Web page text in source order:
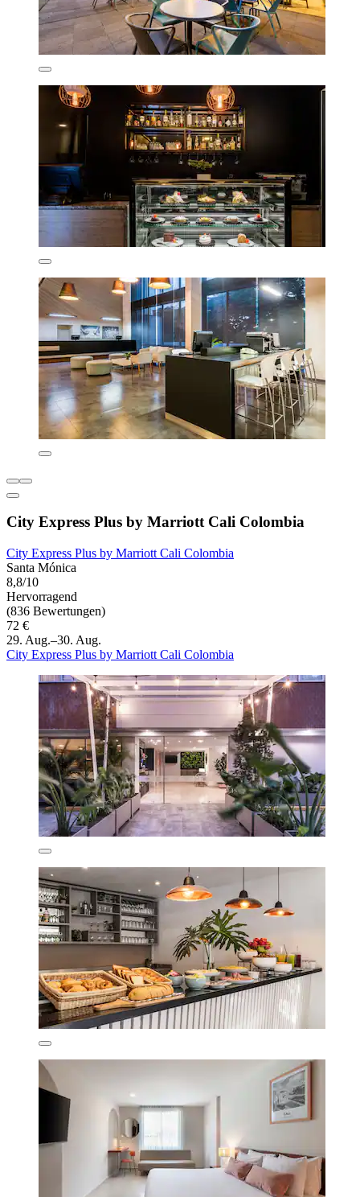
City Express Plus by Marriott Cali Colombia
City Express Plus by Marriott Cali Colombia
Santa Mónica
8,8/10
Hervorragend
(836 Bewertungen)
72 €
29. Aug.–30. Aug.
City Express Plus by Marriott Cali Colombia